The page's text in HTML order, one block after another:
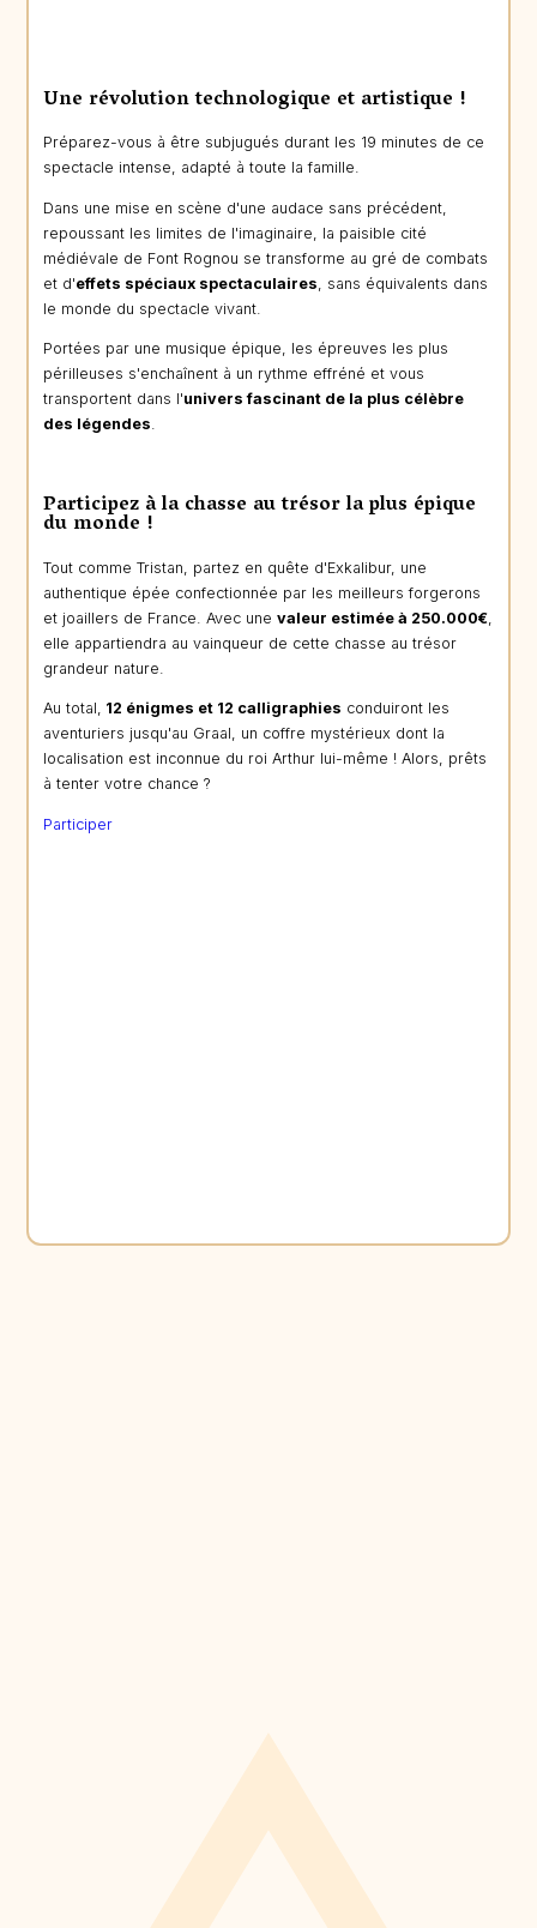
Une révolution technologique et artistique !
Préparez-vous à être subjugués durant les 19 minutes de ce
spectacle intense, adapté à toute la famille.
Dans une mise en scène d'une audace sans précédent,
repoussant les limites de l'imaginaire, la paisible cité
médiévale de Font Rognou se transforme au gré de combats
et d'effets spéciaux spectaculaires , sans équivalents dans
le monde du spectacle vivant.
Portées par une musique épique, les épreuves les plus
périlleuses s'enchaînent à un rythme effréné et vous
transportent dans l'univers fascinant de la plus célèbre
des légendes.
Participez à la chasse au trésor la plus épique
du monde !
Tout comme Tristan, partez en quête d'Exkalibur, une
authentique épée confectionnée par les meilleurs forgerons
et joaillers de France. Avec une valeur estimée à 250.000€,
elle appartiendra au vainqueur de cette chasse au trésor
grandeur nature.
Au total, 12 énigmes et 12 calligraphies conduiront les
aventuriers jusqu'au Graal, un coffre mystérieux dont la
localisation est inconnue du roi Arthur lui-même ! Alors, prêts
à tenter votre chance ?
Participer